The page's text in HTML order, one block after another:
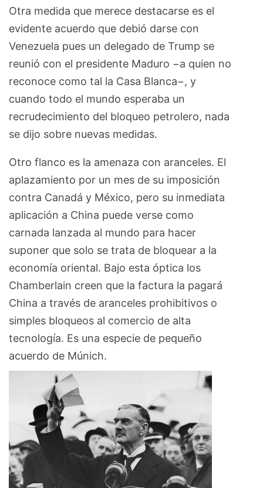
Otra medida que merece destacarse es el
evidente acuerdo que debió darse con
Venezuela pues un delegado de Trump se
reunió con el presidente Maduro −a quien no
reconoce como tal la Casa Blanca−, y
cuando todo el mundo esperaba un
recrudecimiento del bloqueo petrolero, nada
se dijo sobre nuevas medidas.
Otro flanco es la amenaza con aranceles. El
aplazamiento por un mes de su imposición
contra Canadá y México, pero su inmediata
aplicación a China puede verse como
carnada lanzada al mundo para hacer
suponer que solo se trata de bloquear a la
economía oriental. Bajo esta óptica los
Chamberlain creen que la factura la pagará
China a través de aranceles prohibitivos o
simples bloqueos al comercio de alta
tecnología. Es una especie de pequeño
acuerdo de Múnich.